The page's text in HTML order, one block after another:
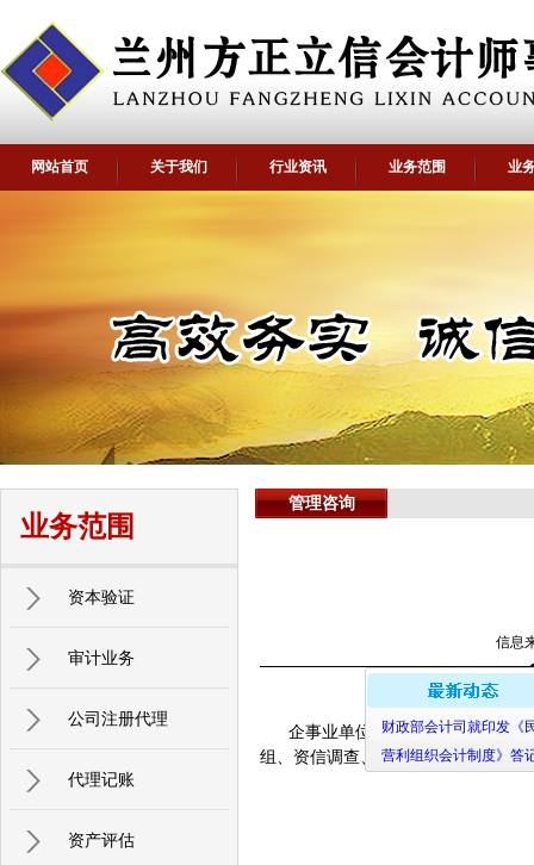
网站首页 关于我们 行业资讯 业务范围 业
业务范围
资本验证
审计业务
公司注册代理
代理记账
资产评估
管理咨询
信息
企事业单位内部控制、企业资源
组、资信调查、业绩评价、投资决
财政部会计司就印发